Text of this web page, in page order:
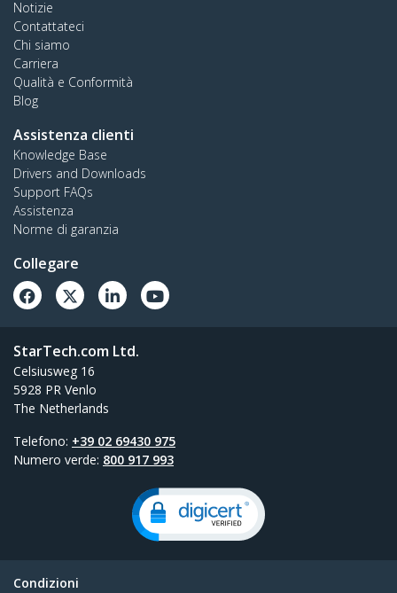
Notizie
Contattateci
Chi siamo
Carriera
Qualità e Conformità
Blog
Assistenza clienti
Knowledge Base
Drivers and Downloads
Support FAQs
Assistenza
Norme di garanzia
Collegare
StarTech.com Ltd.
Celsiusweg 16
5928 PR Venlo
The Netherlands
Telefono: +39 02 69430 975
Numero verde: 800 917 993
Condizioni